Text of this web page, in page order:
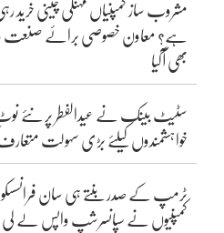
مشروب ساز کمپنیاں مہنگی چینی خرید
ہے؟ معاون خصوصی برائے صنعت و
بھی آگیا
سٹیٹ بینک نے عیدالفطر پر نئے
خواہشمندوں کیلئے بڑی سہولت
ٹرمپ کے صدر بنتے ہی سان فرانسسکو
کمپنیوں نے سپانسرشپ واپس لے لی